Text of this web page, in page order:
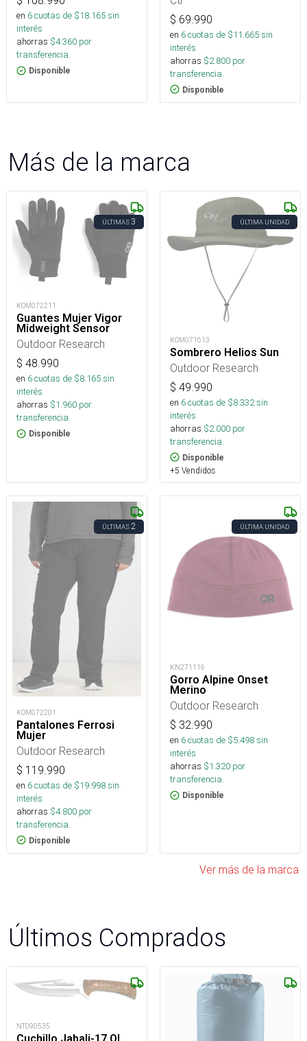
en 6cuotas de $18.165sin
interés
ahorras $4.360 por
transferencia.
Disponible
$ 69.990
en 6cuotas de $11.665sin
interés
ahorras $2.800 por
transferencia.
Disponible
Más de la marca
ÚLTIMAS3
KOM072211
Guantes Mujer Vigor
Midweight Sensor
Outdoor Research
$ 48.990
en 6cuotas de $8.165sin
interés
ahorras $1.960 por
transferencia.
Disponible
ÚLTIMA UNIDAD
KOM071613
Sombrero Helios Sun
Outdoor Research
$ 49.990
en 6cuotas de $8.332sin
interés
ahorras $2.000 por
transferencia.
Disponible
+5 Vendidos
ÚLTIMAS2
KOM072201
Pantalones Ferrosi
Mujer
Outdoor Research
$ 119.990
en 6cuotas de $19.998sin
interés
ahorras $4.800 por
transferencia.
Disponible
ÚLTIMA UNIDAD
KN271116
Gorro Alpine Onset
Merino
Outdoor Research
$ 32.990
en 6cuotas de $5.498sin
interés
ahorras $1.320 por
transferencia.
Disponible
Ver más de la marca
Últimos Comprados
NT090535
Cuchillo Jabali-17.OL